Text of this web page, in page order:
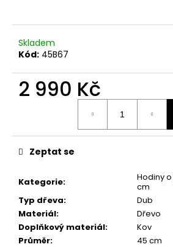
Skladem
Kód: 45B67
2 990 Kč
Kategorie:
Hodiny
cm
Typ dřeva:
Dub
Materiál:
Dřevo
Doplňkový materiál:
Kov
Průměr:
45 cm
Zeptat se
j
?
D
o
p
o